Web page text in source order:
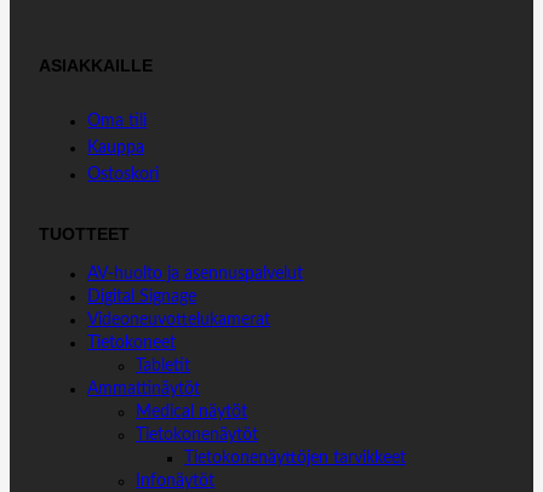
ASIAKKAILLE
Oma tili
Kauppa
Ostoskori
TUOTTEET
AV-huolto ja asennuspalvelut
Digital Signage
Videoneuvottelukamerat
Tietokoneet
Tabletit
Ammattinäytöt
Medical näytöt
Tietokonenäytöt
Tietokonenäyttöjen tarvikkeet
Infonäytöt